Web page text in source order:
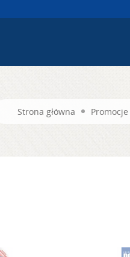
Strona główna Promocje